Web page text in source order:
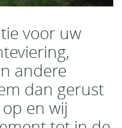
voor uw
andere
dan gerust
en wij